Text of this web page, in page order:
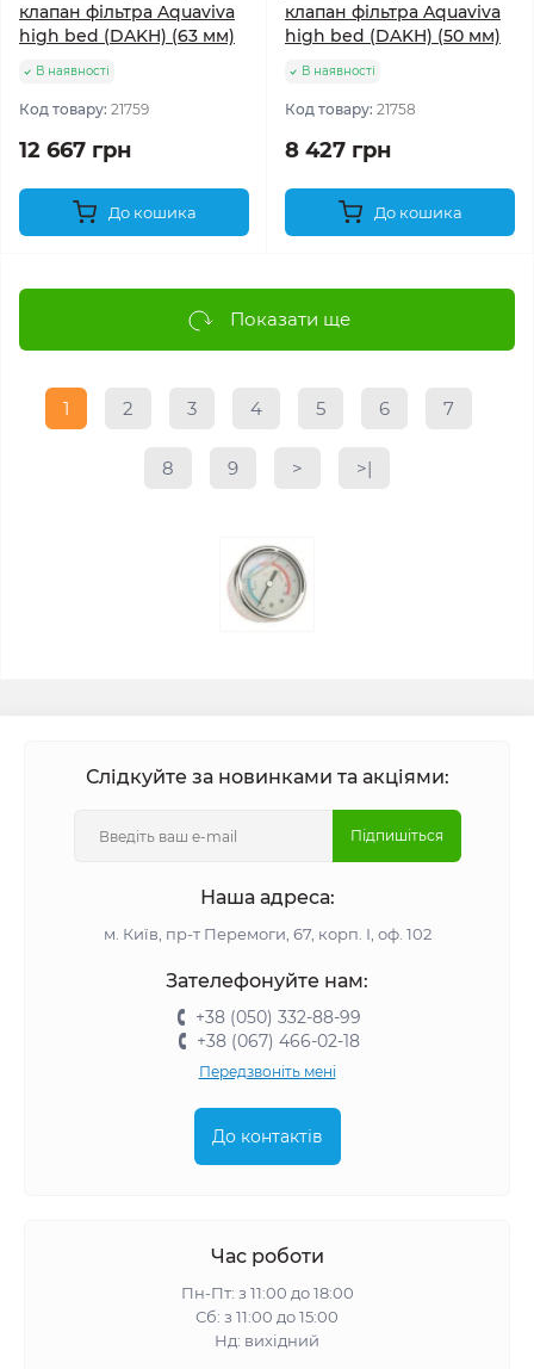
клапан фільтра Aquaviva
high bed (DAKH) (63 мм)
В наявності
Код товару: 21759
12 667 грн
До кошика
клапан фільтра Aquaviva
high bed (DAKH) (50 мм)
В наявності
Код товару: 21758
8 427 грн
До кошика
Показати ще
1 2 3 4 5 6 7
8 9 > >|
Слідкуйте за новинками та акціями:
Підпишіться
Наша адреса:
м. Київ, пр-т Перемоги, 67, корп. І, оф. 102
Зателефонуйте нам:
+38 (050) 332-88-99
+38 (067) 466-02-18
Передзвоніть мені
До контактів
Час роботи
Пн-Пт: з 11:00 до 18:00
Сб: з 11:00 до 15:00
Нд: вихідний